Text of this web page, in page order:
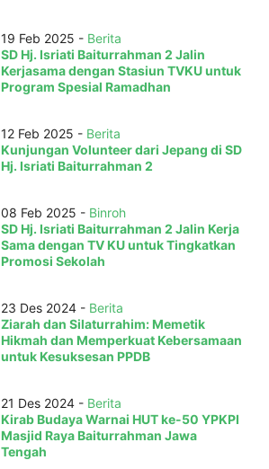
19 Feb 2025 - Berita
SD Hj. Isriati Baiturrahman 2 Jalin
Kerjasama dengan Stasiun TVKU untuk
Program Spesial Ramadhan
12 Feb 2025 - Berita
Kunjungan Volunteer dari Jepang di SD
Hj. Isriati Baiturrahman 2
08 Feb 2025 - Binroh
SD Hj. Isriati Baiturrahman 2 Jalin Kerja
Sama dengan TV KU untuk Tingkatkan
Promosi Sekolah
23 Des 2024 - Berita
Ziarah dan Silaturrahim: Memetik
Hikmah dan Memperkuat Kebersamaan
untuk Kesuksesan PPDB
21 Des 2024 - Berita
Kirab Budaya Warnai HUT ke-50 YPKPI
Masjid Raya Baiturrahman Jawa
Tengah